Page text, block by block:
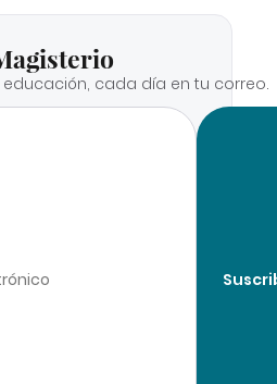
educación, cada día en tu correo.